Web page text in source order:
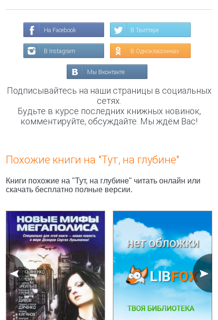
На Facebook В Твиттере
В Instagram В Одноклассниках
Мы Вконтакте
Подписывайтесь на наши страницы в социальных
сетях.
Будьте в курсе последних книжных новинок,
комментируйте, обсуждайте. Мы ждём Вас!
Похожие книги на "Тут, на глубине"
Книги похожие на "Тут, на глубине" читать онлайн или
скачать бесплатно полные версии.